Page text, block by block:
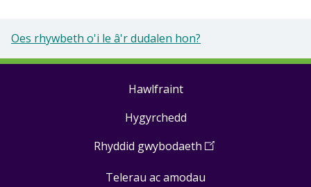
Oes rhywbeth o'i le â'r dudalen hon?
Hawlfraint
Hygyrchedd
Rhyddid gwybodaeth (Open
a
Telerau ac amodau